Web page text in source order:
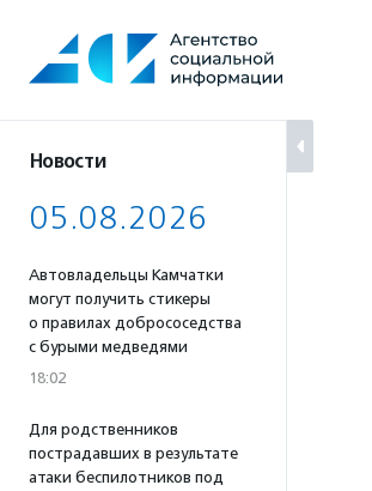
содержанию
Новости
05.08.2026
Автовладельцы Камчатки
могут получить стикеры
о правилах добрососедства
с бурыми медведями
18:02
Для родственников
пострадавших в результате
атаки беспилотников под